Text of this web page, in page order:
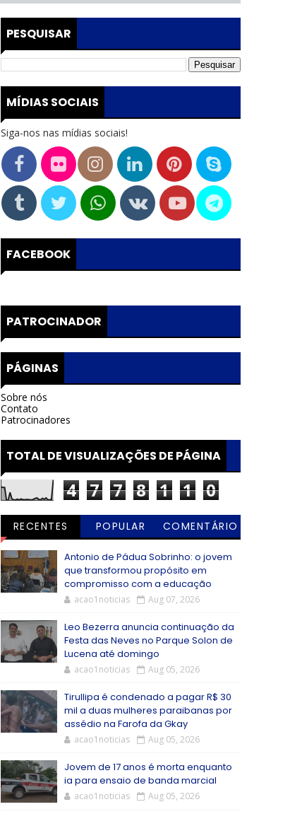
PESQUISAR
MÍDIAS SOCIAIS
Siga-nos nas mídias sociais!
FACEBOOK
PATROCINADOR
PÁGINAS
Sobre nós
Contato
Patrocinadores
TOTAL DE VISUALIZAÇÕES DE PÁGINA
4 7 7 8 1 1 0
RECENTES POPULAR
COMENTÁRIO
Antonio de Pádua Sobrinho: o jovem
que transformou propósito em
compromisso com a educação
acao1noticias Aug 07, 2026
Leo Bezerra anuncia continuação da
Festa das Neves no Parque Solon de
Lucena até domingo
acao1noticias Aug 05, 2026
Tirullipa é condenado a pagar R$ 30
mil a duas mulheres paraibanas por
assédio na Farofa da Gkay
acao1noticias Aug 05, 2026
Jovem de 17 anos é morta enquanto
ia para ensaio de banda marcial
acao1noticias Aug 05, 2026